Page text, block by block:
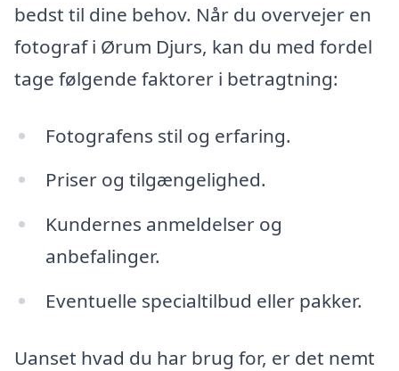
bedst til dine behov. Når du overvejer en
fotograf i Ørum Djurs, kan du med fordel
tage følgende faktorer i betragtning:
Fotografens stil og erfaring.
Priser og tilgængelighed.
Kundernes anmeldelser og
anbefalinger.
Eventuelle specialtilbud eller pakker.
Uanset hvad du har brug for, er det nemt